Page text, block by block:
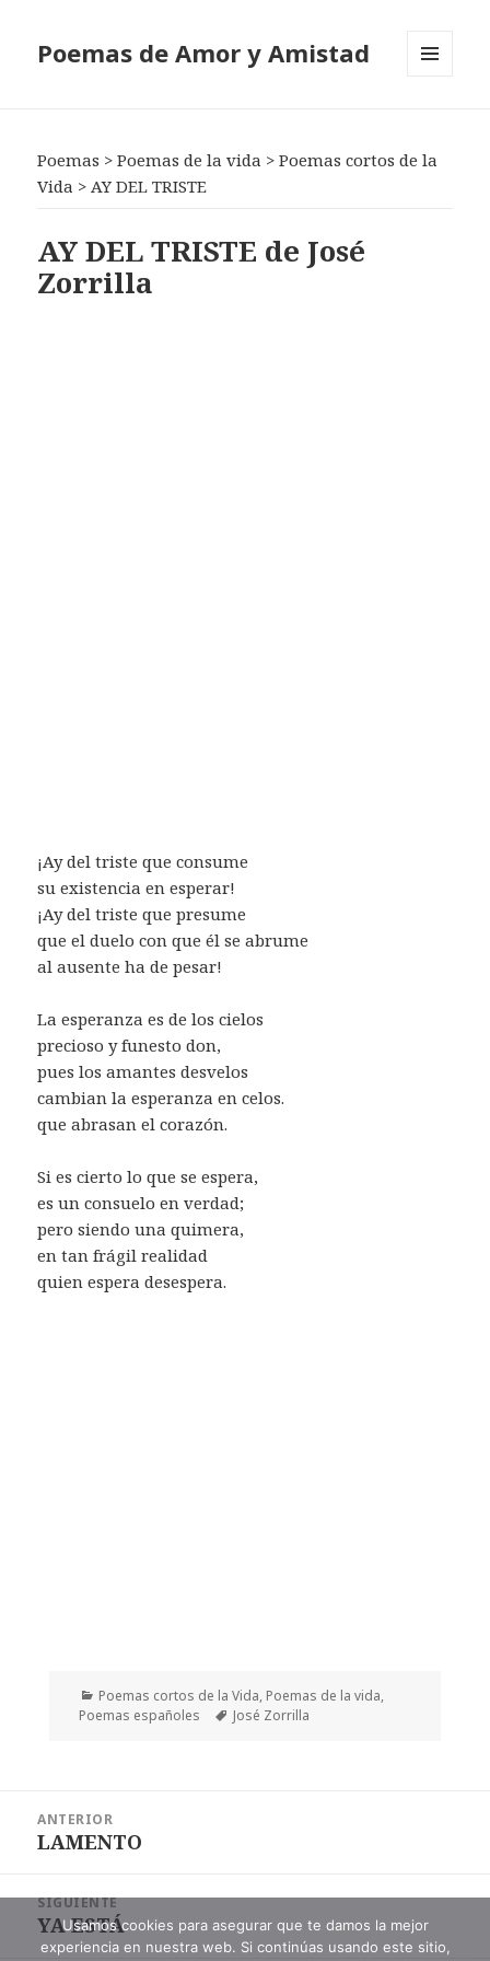
Poemas de Amor y Amistad
Poemas >Poemas de la vida >Poemas cortos de la
Vida >AY DEL TRISTE
AY DEL TRISTE de José
Zorrilla
¡Ay del triste que consume
su existencia en esperar!
¡Ay del triste que presume
que el duelo con que él se abrume
al ausente ha de pesar!
La esperanza es de los cielos
precioso y funesto don,
pues los amantes desvelos
cambian la esperanza en celos.
que abrasan el corazón.
Si es cierto lo que se espera,
es un consuelo en verdad;
pero siendo una quimera,
en tan frágil realidad
quien espera desespera.
Categorías
Poemas cortos de la Vida, Poemas de la vida,
Poemas españoles
Etiquetas
José Zorrilla
entradas
ANTERIOR
Entrada
LAMENTO
SIGUIENTE
Entrada
siguiente:
YA ESTÁ
Usamos cookies para asegurar que te damos la mejor
experiencia en nuestra web. Si continúas usando este sitio,